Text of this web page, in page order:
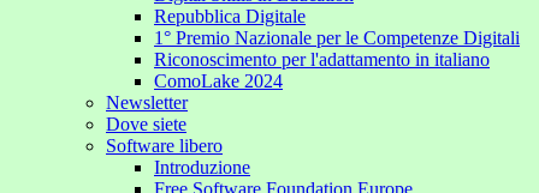
Repubblica Digitale
1° Premio Nazionale per le Competenze Digitali
Riconoscimento per l'adattamento in italiano
ComoLake 2024
Newsletter
Dove siete
Software libero
Introduzione
Free Software Foundation Europe